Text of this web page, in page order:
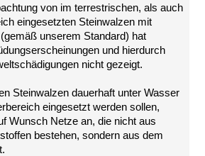
von im terrestrischen, als auch
eingesetzten Steinwalzen mit
unserem Standard) hat
und hierdurch
nicht gezeigt.
Steinwalzen dauerhaft unter Wasser
eingesetzt werden sollen,
Wunsch Netze an, die nicht aus
bestehen, sondern aus dem